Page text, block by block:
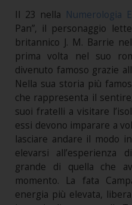
Il 23 nella Numerologia
Pan”, il personaggio
britannico J. M. Barrie
prima volta nel suo
divenuto famoso grazie
Nella sua storia più
che rappresenta il
suoi fratelli a visitare
essi devono imparare a
lasciare andare il modo
elevarsi all’esperienza
grande di quella che
momento. La fata
energia più elevata,